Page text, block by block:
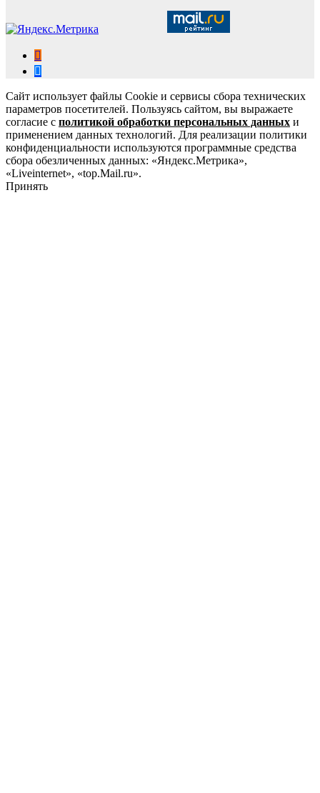
Сайт использует файлы Cookie и сервисы сбора технических
параметров посетителей. Пользуясь сайтом, вы выражаете
согласие с политикой обработки персональных данных и
применением данных технологий. Для реализации политики
конфиденциальности используются программные средства
сбора обезличенных данных: «Яндекс.Метрика»,
«Liveinternet», «top.Mail.ru».
Принять